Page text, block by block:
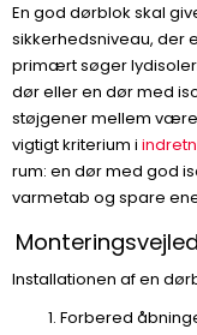
En god dørblok skal
sikkerhedsniveau, der
primært søger
dør eller en dør med
støjgener mellem
vigtigt kriterium i
rum: en dør med god
varmetab og spare
Installationen af en
Forbered